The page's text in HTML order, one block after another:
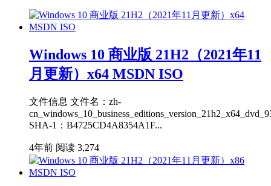
Windows 10 商业版 21H2（2021年11
月更新）x64 MSDN ISO
文件信息 文件名：zh-
SHA-1：B4725CD4A8354A1F...
4年前 阅读 3,274